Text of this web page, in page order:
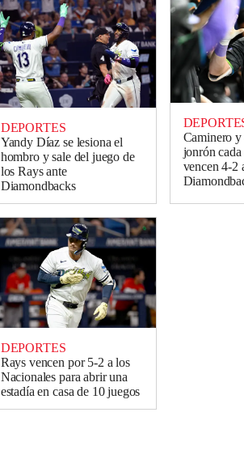
DEPORTES
Yandy Díaz se lesiona el
hombro y sale del juego de
los Rays ante
Diamondbacks
Caminero y
jonrón
vencen 4-2
DEPORTES
Rays vencen por 5-2 a los
Nacionales para abrir una
estadía en casa de 10 juegos